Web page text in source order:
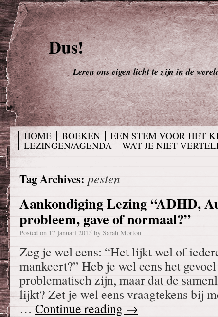
Dus!
Leren ons eigen licht te zijn in de
HOME BOEKEN
EEN STEM VOOR HET
LEZINGEN/AGENDA
WAT JE NIET
Tag Archives: pesten
Aankondiging Lezing “ADHD,
probleem, gave of normaal?”
Posted on 17 januari 2015 by Sarah Morton
Zeg je wel eens: “Het lijkt wel of
mankeert?” Heb je wel eens het
problematisch zijn, maar dat de
lijkt? Zet je wel eens vraagtekens bij
… Continue reading →